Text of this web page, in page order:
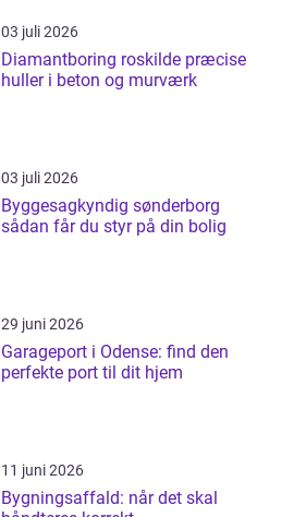
03 juli 2026
Diamantboring roskilde præcise
huller i beton og murværk
03 juli 2026
Byggesagkyndig sønderborg
sådan får du styr på din bolig
29 juni 2026
Garageport i Odense: find den
perfekte port til dit hjem
11 juni 2026
Bygningsaffald: når det skal